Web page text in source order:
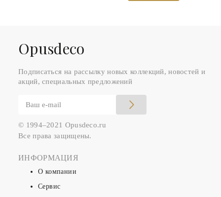
Оpusdeco
Подписаться на рассылку новых коллекций, новостей и
акций, специальных предложений
© 1994–2021 Opusdeco.ru
Все права защищены.
ИНФОРМАЦИЯ
О компании
Сервис